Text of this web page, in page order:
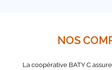
NOS
La coopérative BATY C